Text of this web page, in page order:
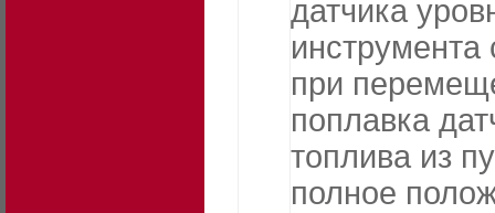
датчика
инструмента
при
поплавка
топлива из
полное